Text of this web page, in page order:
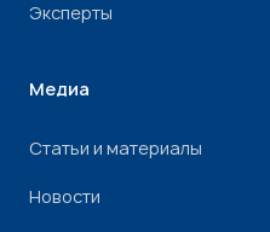
Эксперты
Медиа
Статьи и материалы
Новости